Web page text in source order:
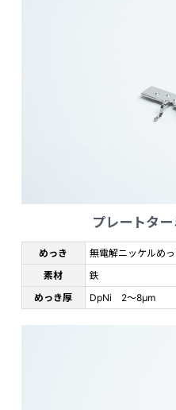
プレートタ
めっき
無電解ニッケル
素材
鉄
めっき厚
DpNi 2～8μm